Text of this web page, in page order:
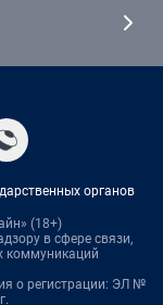
органов
(18+)
в сфере связи,
коммуникаций
о регистрации: ЭЛ №